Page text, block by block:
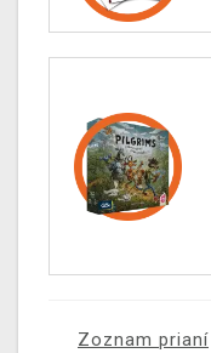
Zoznam prianí